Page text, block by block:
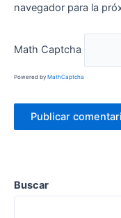
navegador para la
Math Captcha
Powered by MathCaptcha
Buscar